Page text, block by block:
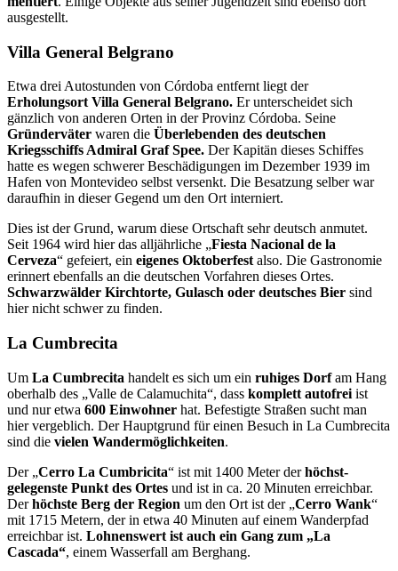
ausgestellt.
Villa General Belgrano
Etwa drei Autostunden von Córdoba entfernt liegt der
Erholungsort Villa General Belgrano. Er unterscheidet sich
gänzlich von anderen Orten in der Provinz Córdoba. Seine
Gründer­väter waren die Überlebenden des deutschen
Kriegsschiffs Admiral Graf Spee. Der Kapi­tän dieses Schiffes
hatte es wegen schwerer Beschädigungen im Dezember 1939 im
Ha­fen von Montevideo selbst versenkt. Die Besatzung selber war
daraufhin in dieser Gegend um den Ort interniert.
Dies ist der Grund, warum diese Ortschaft sehr deutsch anmutet.
Seit 1964 wird hier das alljährliche „Fiesta Nacional de la
Cerveza“ gefeiert, ein eigenes Oktoberfestalso. Die Gastronomie
erinnert ebenfalls an die deutschen Vorfahren dieses Ortes.
Schwarzwälder Kirchtorte, Gulasch oder deutsches Bier sind
hier nicht schwer zu finden.
La Cumbrecita
Um La Cumbrecita handelt es sich um ein ruhiges Dorfam Hang
oberhalb des „Valle de Calamuchita“, dass komplett autofrei ist
und nur etwa 600 Einwohner hat. Befestigte Stra­ßen sucht man
hier vergeblich. Der Hauptgrund für einen Besuch in La Cumbrecita
sind die vielen Wandermöglichkeiten.
Der „Cerro La Cumbricita“ ist mit 1400 Meter derhöchst­
gelegenste Punkt des Ortes und ist in ca. 20 Minuten erreichbar.
Derhöchste Berg der Region um den Ort ist der „Cerro Wank“
mit 1715 Metern, der in etwa 40 Minuten auf ei­nem Wanderpfad
erreichbar ist. Lohnenswert ist auch ein Gang zum „La
Cascada“, einem Wasserfall am Berghang.